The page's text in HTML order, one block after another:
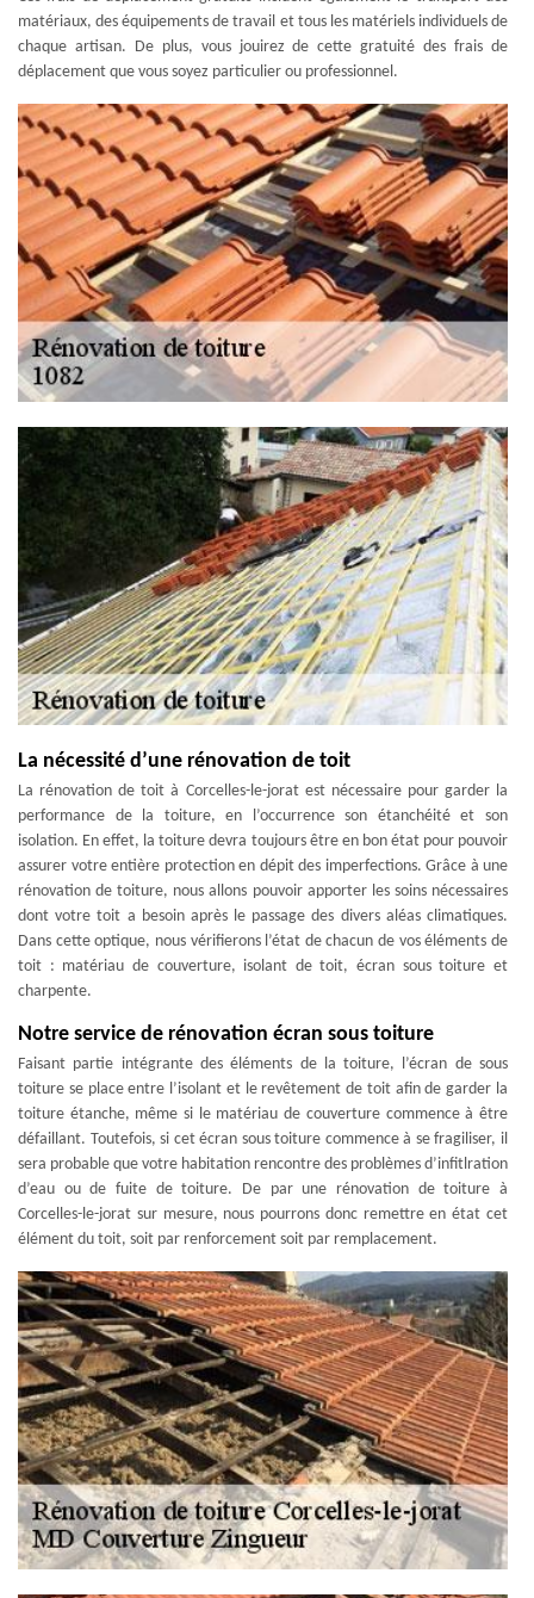
matériaux, des équipements de travail et tous les matériels individuels de
chaque artisan. De plus, vous jouirez de cette gratuité des frais de
déplacement que vous soyez particulier ou professionnel.
La nécessité d’une rénovation de toit
La rénovation de toit à Corcelles-le-jorat est nécessaire pour garder la
performance de la toiture, en l’occurrence son étanchéité et son
isolation. En effet, la toiture devra toujours être en bon état pour pouvoir
assurer votre entière protection en dépit des imperfections. Grâce à une
rénovation de toiture, nous allons pouvoir apporter les soins nécessaires
dont votre toit a besoin après le passage des divers aléas climatiques.
Dans cette optique, nous vérifierons l’état de chacun de vos éléments de
toit : matériau de couverture, isolant de toit, écran sous toiture et
charpente.
Notre service de rénovation écran sous toiture
Faisant partie intégrante des éléments de la toiture, l’écran de sous
toiture se place entre l’isolant et le revêtement de toit afin de garder la
toiture étanche, même si le matériau de couverture commence à être
défaillant. Toutefois, si cet écran sous toiture commence à se fragiliser, il
sera probable que votre habitation rencontre des problèmes d’infitlration
d’eau ou de fuite de toiture. De par une rénovation de toiture à
Corcelles-le-jorat sur mesure, nous pourrons donc remettre en état cet
élément du toit, soit par renforcement soit par remplacement.